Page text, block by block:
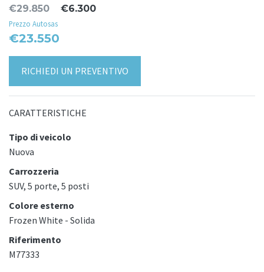
€29.850 €6.300
Prezzo Autosas
€23.550
RICHIEDI UN PREVENTIVO
CARATTERISTICHE
Tipo di veicolo
Nuova
Carrozzeria
SUV, 5 porte, 5 posti
Colore esterno
Frozen White - Solida
Riferimento
M77333